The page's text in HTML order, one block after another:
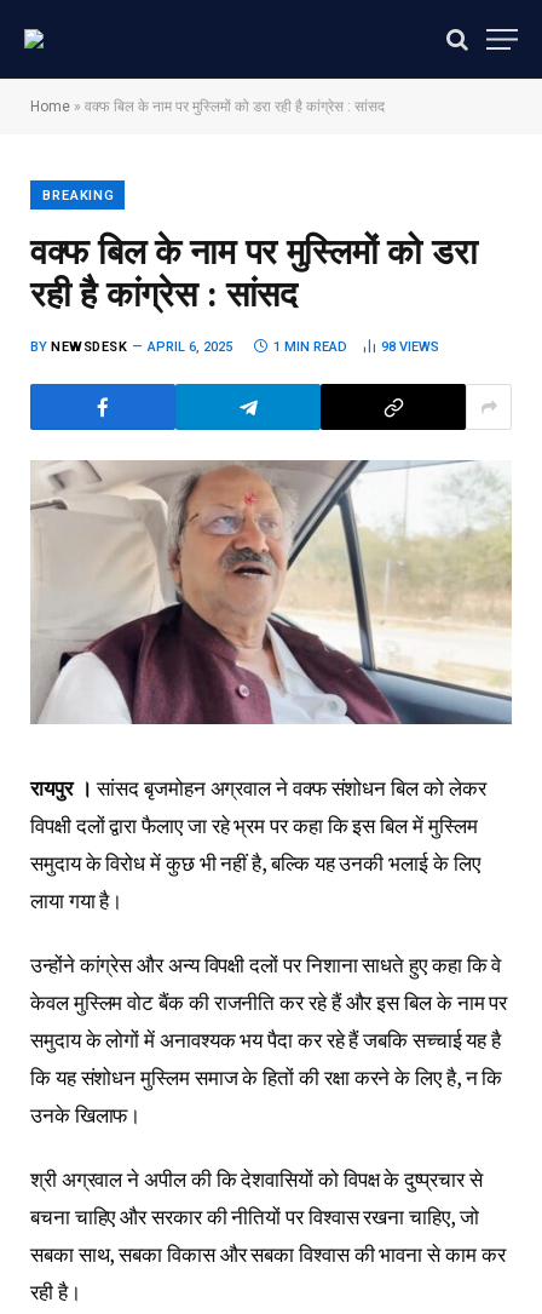
Home » वक्फ बिल के नाम पर मुस्लिमों को डरा रही है कांग्रेस : सांसद
BREAKING
वक्फ बिल के नाम पर मुस्लिमों को डरा
रही है कांग्रेस : सांसद
BY NEWSDESK APRIL 6, 2025 1 MIN READ 98VIEWS
रायपुर ।सांसद बृजमोहन अग्रवाल ने वक्फ संशोधन बिल को लेकर
विपक्षी दलों द्वारा फैलाए जा रहे भ्रम पर कहा कि इस बिल में मुस्लिम
समुदाय के विरोध में कुछ भी नहीं है, बल्कि यह उनकी भलाई के लिए
लाया गया है।
उन्होंने कांग्रेस और अन्य विपक्षी दलों पर निशाना साधते हुए कहा कि वे
केवल मुस्लिम वोट बैंक की राजनीति कर रहे हैं और इस बिल के नाम पर
समुदाय के लोगों में अनावश्यक भय पैदा कर रहे हैं जबकि सच्चाई यह है
कि यह संशोधन मुस्लिम समाज के हितों की रक्षा करने के लिए है, न कि
उनके खिलाफ।
श्री अग्रवाल ने अपील की कि देशवासियों को विपक्ष के दुष्प्रचार से
बचना चाहिए और सरकार की नीतियों पर विश्वास रखना चाहिए, जो
सबका साथ, सबका विकास और सबका विश्वास की भावना से काम कर
रही है।